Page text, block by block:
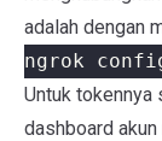
adalah dengan
Untuk tokennya
dashboard